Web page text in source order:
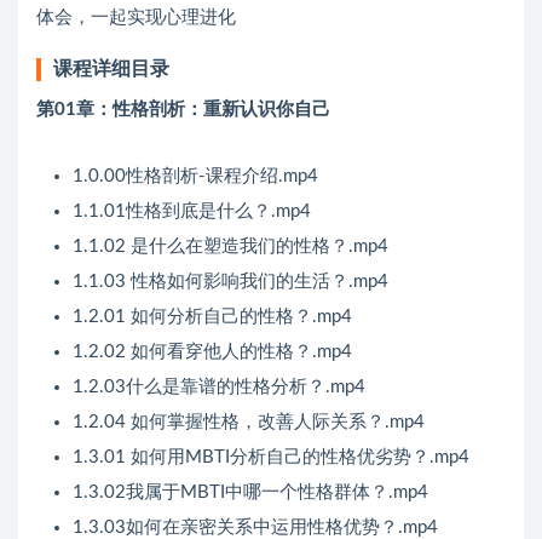
体会，一起实现心理进化
课程详细目录
第01章：性格剖析：重新认识你自己
1.0.00性格剖析-课程介绍.mp4
1.1.01性格到底是什么？.mp4
1.1.02 是什么在塑造我们的性格？.mp4
1.1.03 性格如何影响我们的生活？.mp4
1.2.01 如何分析自己的性格？.mp4
1.2.02 如何看穿他人的性格？.mp4
1.2.03什么是靠谱的性格分析？.mp4
1.2.04 如何掌握性格，改善人际关系？.mp4
1.3.01 如何用MBTI分析自己的性格优劣势？.mp4
1.3.02我属于MBTI中哪一个性格群体？.mp4
1.3.03如何在亲密关系中运用性格优势？.mp4